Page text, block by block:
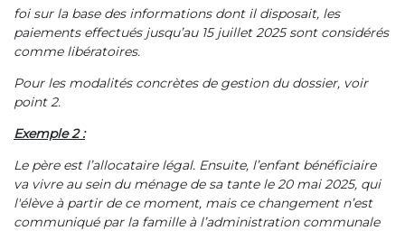
foi sur la base des informations dont il disposait, les
paiements effectués jusqu’au 15 juillet 2025 sont considérés
comme libératoires.
Pour les modalités concrètes de gestion du dossier, voir
point 2.
Exemple 2 :
Le père est l’allocataire légal. Ensuite, l’enfant bénéficiaire
va vivre au sein du ménage de sa tante le 20 mai 2025, qui
l'élève à partir de ce moment, mais ce changement n’est
communiqué par la famille à l’administration communale